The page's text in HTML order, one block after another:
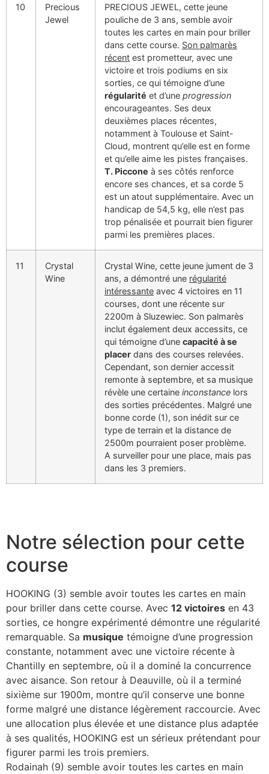
10
Precious
Jewel
PRECIOUS JEWEL, cette jeune
pouliche de 3 ans, semble avoir
toutes les cartes en main pour briller
dans cette course. Son palmarès
récent est prometteur, avec une
victoire et trois podiums en six
sorties, ce qui témoigne d’une
régularité et d’une progression
encourageantes. Ses deux
deuxièmes places récentes,
notamment à Toulouse et Saint-
Cloud, montrent qu’elle est en forme
et qu’elle aime les pistes françaises.
T. Piccone à ses côtés renforce
encore ses chances, et sa corde 5
est un atout supplémentaire. Avec un
handicap de 54,5 kg, elle n’est pas
trop pénalisée et pourrait bien figurer
parmi les premières places.
11
Crystal
Wine
Crystal Wine, cette jeune jument de 3
ans, a démontré une régularité
intéressante avec 4 victoires en 11
courses, dont une récente sur
2200m à Sluzewiec. Son palmarès
inclut également deux accessits, ce
qui témoigne d’une capacité à se
placer dans des courses relevées.
Cependant, son dernier accessit
remonte à septembre, et sa musique
révèle une certaine inconstance lors
des sorties précédentes. Malgré une
bonne corde (1), son inédit sur ce
type de terrain et la distance de
2500m pourraient poser problème.
A surveiller pour une place, mais pas
dans les 3 premiers.
Notre sélection pour cette
course
HOOKING (3) semble avoir toutes les cartes en main
pour briller dans cette course. Avec 12 victoires en 43
sorties, ce hongre expérimenté démontre une régularité
remarquable. Sa musique témoigne d’une progression
constante, notamment avec une victoire récente à
Chantilly en septembre, où il a dominé la concurrence
avec aisance. Son retour à Deauville, où il a terminé
sixième sur 1900m, montre qu’il conserve une bonne
forme malgré une distance légèrement raccourcie. Avec
une allocation plus élevée et une distance plus adaptée
à ses qualités, HOOKING est un sérieux prétendant pour
figurer parmi les trois premiers.
Rodainah (9) semble avoir toutes les cartes en main